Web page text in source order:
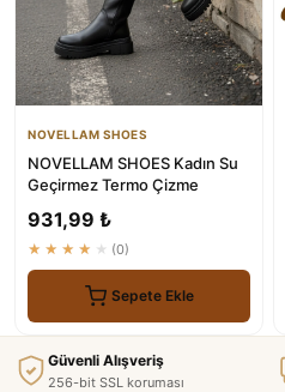
NOVELLAM SHOES
NOVELLAM SHOES Kadın Su
Geçirmez Termo Çizme
931,99 ₺
★★★★★ (0)
Sepete Ekle
Güvenli Alışveriş
256-bit SSL koruması